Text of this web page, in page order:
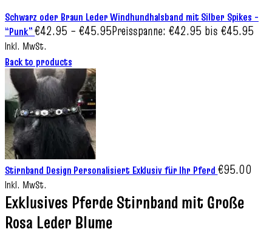
Schwarz oder Braun Leder Windhundhalsband mit Silber Spikes –
“Punk”€42.95 –€45.95Preisspanne: €42.95 bis €45.95
Inkl. MwSt.
Back to products
Stirnband Design Personalisiert Exklusiv für Ihr Pferd €95.00
Inkl. MwSt.
Exklusives Pferde Stirnband mit Große
Rosa Leder Blume